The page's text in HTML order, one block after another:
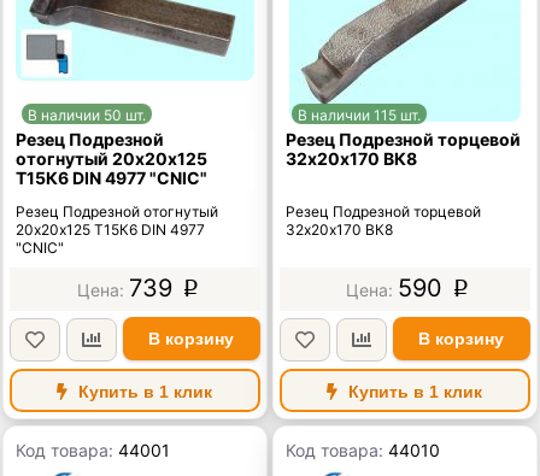
В наличии 50 шт.
Резец Подрезной
отогнутый 20х20х125
Т15К6 DIN 4977 "CNIC"
Резец Подрезной отогнутый
20х20х125 Т15К6 DIN 4977
"CNIC"
739 p
В корзину
Купить в 1 клик
В наличии 115 шт.
Резец Подрезной торцевой
32х20х170 ВК8
Резец Подрезной торцевой
32х20х170 ВК8
590 p
В корзину
Купить в 1 клик
Код товара:44001 Код товара:44010